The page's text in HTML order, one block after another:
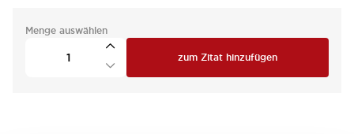
Menge auswählen
zum Zitat hinzufügen